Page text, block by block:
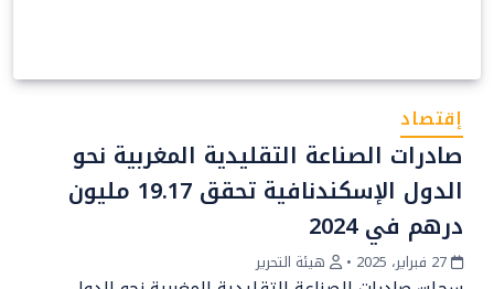
إقتصاد
صادرات الصناعة التقليدية المغربية نحو
الدول الإسكندنافية تحقق 19.17 مليون
درهم في 2024
• هيئة التحرير